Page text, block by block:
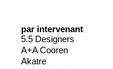
par intervenant
5.5 Designers
A+A Cooren
Akatre